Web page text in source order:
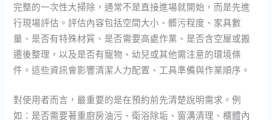
完整的一次性大掃除，通常不是直接進場就開始，而是先進
行現場評估。評估內容包括空間大小、髒污程度、家具數
量、是否有特殊材質、是否需要高處作業、是否含空屋或搬
遷後整理，以及是否有寵物、幼兒或其他需注意的環境條
件。這些資訊會影響清潔人力配置、工具準備與作業順序。
對使用者而言，最重要的是在預約前先清楚說明需求。例
如：是否需要著重廚房油污、衛浴除垢、窗溝清理、櫃體內